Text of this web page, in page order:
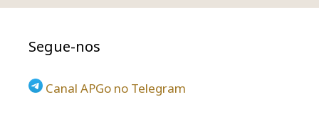
Segue-nos
Canal APGo no Telegram